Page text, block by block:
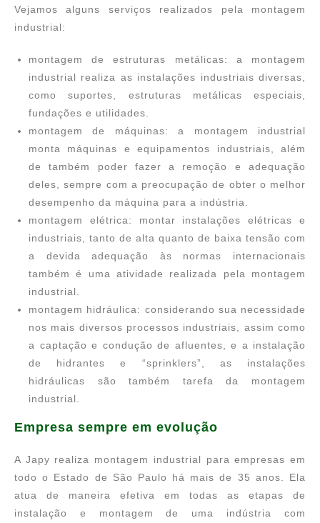
Vejamos alguns serviços realizados pela montagem
industrial:
montagem de estruturas metálicas: a montagem
industrial realiza as instalações industriais diversas,
como suportes, estruturas metálicas especiais,
fundações e utilidades.
montagem de máquinas: a montagem industrial
monta máquinas e equipamentos industriais, além
de também poder fazer a remoção e adequação
deles, sempre com a preocupação de obter o melhor
desempenho da máquina para a indústria.
montagem elétrica: montar instalações elétricas e
industriais, tanto de alta quanto de baixa tensão com
a devida adequação às normas internacionais
também é uma atividade realizada pela montagem
industrial.
montagem hidráulica: considerando sua necessidade
nos mais diversos processos industriais, assim como
a captação e condução de afluentes, e a instalação
de hidrantes e “sprinklers”, as instalações
hidráulicas são também tarefa da montagem
industrial.
Empresa sempre em evolução
A Japy realiza montagem industrial para empresas em
todo o Estado de São Paulo há mais de 35 anos. Ela
atua de maneira efetiva em todas as etapas de
instalação e montagem de uma indústria com